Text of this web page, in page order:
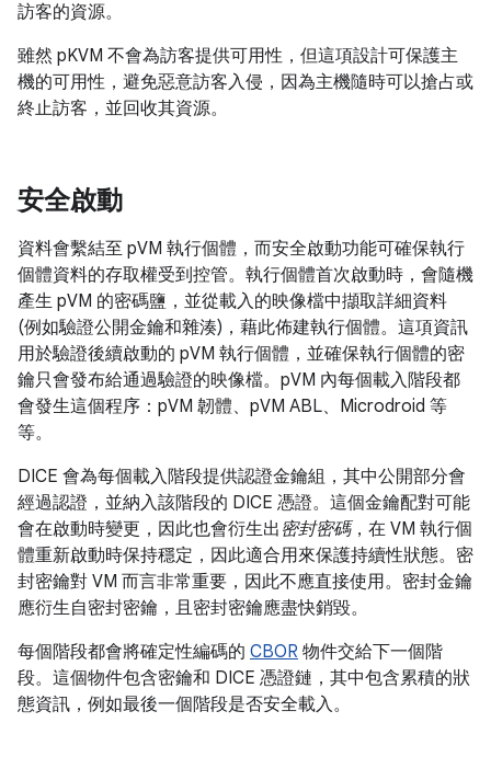
訪客的資源。
雖然 pKVM 不會為訪客提供可用性，但這項設計可保護主
機的可用性，避免惡意訪客入侵，因為主機隨時可以搶占或
終止訪客，並回收其資源。
安全啟動
資料會繫結至 pVM 執行個體，而安全啟動功能可確保執行
個體資料的存取權受到控管。執行個體首次啟動時，會隨機
產生 pVM 的密碼鹽，並從載入的映像檔中擷取詳細資料
(例如驗證公開金鑰和雜湊)，藉此佈建執行個體。這項資訊
用於驗證後續啟動的 pVM 執行個體，並確保執行個體的密
鑰只會發布給通過驗證的映像檔。pVM 內每個載入階段都
會發生這個程序：pVM 韌體、pVM ABL、Microdroid 等
等。
DICE 會為每個載入階段提供認證金鑰組，其中公開部分會
經過認證，並納入該階段的 DICE 憑證。這個金鑰配對可能
會在啟動時變更，因此也會衍生出 密封密碼，在 VM 執行個
體重新啟動時保持穩定，因此適合用來保護持續性狀態。密
封密鑰對 VM 而言非常重要，因此不應直接使用。密封金鑰
應衍生自密封密鑰，且密封密鑰應盡快銷毀。
每個階段都會將確定性編碼的 CBOR 物件交給下一個階
段。這個物件包含密鑰和 DICE 憑證鏈，其中包含累積的狀
態資訊，例如最後一個階段是否安全載入。